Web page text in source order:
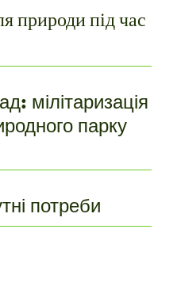
природи під час
мілітаризація
парку
потреби